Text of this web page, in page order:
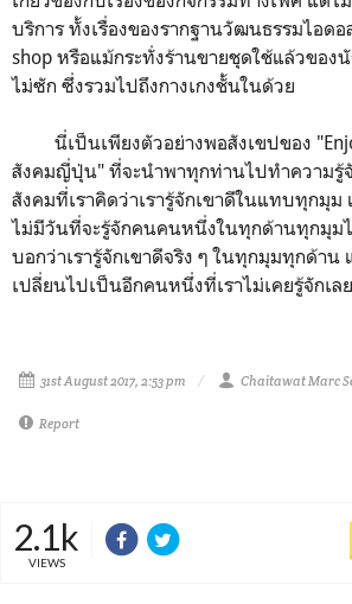
บริการ ทั้งเรื่องของรากฐานวัฒนธรรมไอด
shop หรือแม้กระทั่งร้านขายชุดใช้แล้วขอ
ไม่ซัก ซึ่งรวมไปถึงกางเกงชั้นในด้วย
นี่เป็นเพียงตัวอย่างพอสังเขปของ
สังคมญี่ปุ่น" ที่จะนำพาทุกท่านไปทำความรู้
สังคมที่เราคิดว่าเรารู้จักเขาดีในแทบทุกมุม
ไม่มีวันที่จะรู้จักคนคนหนึ่งในทุกด้านทุกมุมไ
บอกว่าเรารู้จักเขาดีจริง ๆ ในทุกมุมทุกด้าน
เปลี่ยนไปเป็นอีกคนหนึ่งที่เราไม่เคยรู้จักเล
31st August 2017, 2:53 pm Chaitawat Marc
Report
2.1k
VIEWS